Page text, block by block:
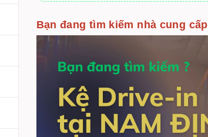
Bạn đang tìm kiếm nhà cung cấp